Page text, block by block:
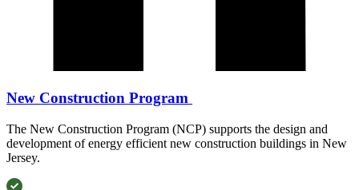
New Construction Program ​​​​‌ ‍ ​‍​‍‌‍ ‌ ​‍‌‍‍‌‌‍‌ ‌‍‍‌‌‍ ‍​‍​‍​ ‍‍​‍​‍‌ ​ ‌‍​‌‌‍ ‍‌‍‍‌‌ ‌​‌ ‍‌​‍ ‍‌‍‍‌‌‍ ​‍​‍​‍ ​​‍​‍‌‍‍​‌ ​‍‌‍‌‌‌‍‌‍​‍​‍​ ‍‍​‍​‍‌‍‍​‌ ‌​‌ ‌​‌ ​​​ ‍‍​‍ ​‍ ‌‍ ​‌‍ ‌‍​ ‌‍​‌‌‍ ​‌‍‍​‌‍ ‌ ​ ‌ ‌​​ ‍‍​ ​ ​ ​ ​ ​ ​ ​ ​‍ ‌‍‍‌‌‍ ‍‌ ‌​‌‍‌‌‌‍ ‍‌ ‌​​‍ ‌‍‌‌‌‍‌​‌‍‍‌‌ ‌​​‍ ‌‍ ‌‌‍ ‌‍‌​‌‍‌‌​ ‌‌ ​​‌ ​‍‌‍‌‌‌ ​ ‌‍‌‌‌‍ ‍‌ ‌​‌‍​‌‌ ‌​‌‍‍‌‌‍ ‌‍ ‍​ ‍ ‌‍‍‌‌‍‌​​ ‌​ ​​​ ‌ ‌‍‌‍‌‍‌​​ ​ ​ ‌‌​ ‍‌‌‍‌‍​‍ ‌​ ‍‌​ ​ ​ ‌ ​ ‌ ​‍ ‌​ ‌​‌‍​‌​ ‍‌‌‍‌‌​‍ ‌‌‍​‌​ ​ ​ ‍‌​ ​ ​‍ ‌​ ​‌​ ​​​ ‍‌​ ​ ​ ‍​‌‍​ ‌‍​ ​ ‌‍​ ‍‌​ ‌‌‌‍‌‍​ ‌​​ ‍ ‌ ‌​‌ ‍‌‌ ​​‌‍‌‌​ ‌‌ ​​‌ ​‍‌‍ ‌‍‌ ‌ ​‍‌‍​‌‌‍ ‌​ ‍ ‌ ​​‌‍​‌‌ ‌​‌‍‍​​ ‌‌ ‌​‌‍‍‌‌ ‌​‌‍ ​‌‍‌‌​ ‌‍​‍‌‍​‌‌ ​ ‌‍‌‌‌‌‌‌‌ ​‍‌‍ ​​ ‌‌‍‍​‌ ‌​‌ ‌​‌ ​​​‍‌‌​ ​ ‌​​‌​‍‌‌​ ​‍‌​‌‍​‍‌‌​ ​‍‌​‌‍‌‍ ​‌‍ ‌‍​ ‌‍​‌‌‍ ​‌‍‍​‌‍ ‌ ​ ‌ ‌​​‍‌‌​ ​ ‌​​‌​ ​ ​ ​ ​ ​ ​ ​ ​‍‌‍‌‍‍‌‌‍‌​​ ‌​ ​​​ ‌ ‌‍‌‍‌‍‌​​ ​ ​ ‌‌​ ‍‌‌‍‌‍​‍ ‌​ ‍‌​ ​ ​ ‌ ​ ‌ ​‍ ‌​ ‌​‌‍​‌​ ‍‌‌‍‌‌​‍ ‌‌‍​‌​ ​ ​ ‍‌​ ​ ​‍ ‌​ ​‌​ ​​​ ‍‌​ ​ ​ ‍​‌‍​ ‌‍​ ​ ‌‍​ ‍‌​ ‌‌‌‍‌‍​ ‌​​‍‌‍‌ ‌​‌ ‍‌‌ ​​‌‍‌‌​ ‌‌ ​​‌ ​‍‌‍ ‌‍‌ ‌ ​‍‌‍​‌‌‍ ‌​‍‌‍‌ ​​‌‍​‌‌ ‌​‌‍‍​​ ‌‌ ‌​‌‍‍‌‌ ‌​‌‍ ​‌‍‌‌​‍‌‍‌ ​​‌‍‌‌‌ ​‍‌ ​ ‌ ​​‌‍‌‌‌‍​ ‌ ‌​‌‍‍‌‌ ‌‍‌‍‌‌​ ‌‌ ​​‌ ‌‌‌‍​‍‌‍ ​‌‍‍‌‌ ​ ‌‍‍​‌‍‌‌‌‍‌​​‍​‍‌ ‌
The New Construction Program (NCP) supports the design and
development of energy efficient new construction buildings in New
Jersey. ​​​​‌ ‍ ​‍​‍‌‍ ‌ ​‍‌‍‍‌‌‍‌ ‌‍‍‌‌‍ ‍​‍​‍​ ‍‍​‍​‍‌ ​ ‌‍​‌‌‍ ‍‌‍‍‌‌ ‌​‌ ‍‌​‍ ‍‌‍‍‌‌‍ ​‍​‍​‍ ​​‍​‍‌‍‍​‌ ​‍‌‍‌‌‌‍‌‍​‍​‍​ ‍‍​‍​‍‌‍‍​‌ ‌​‌ ‌​‌ ​​​ ‍‍​‍ ​‍ ‌‍ ​‌‍ ‌‍​ ‌‍​‌‌‍ ​‌‍‍​‌‍ ‌ ​ ‌ ‌​​ ‍‍​ ​ ​ ​ ​ ​ ​ ​ ​‍ ‌‍‍‌‌‍ ‍‌ ‌​‌‍‌‌‌‍ ‍‌ ‌​​‍ ‌‍‌‌‌‍‌​‌‍‍‌‌ ‌​​‍ ‌‍ ‌‌‍ ‌‍‌​‌‍‌‌​ ‌‌ ​​‌ ​‍‌‍‌‌‌ ​ ‌‍‌‌‌‍ ‍‌ ‌​‌‍​‌‌ ‌​‌‍‍‌‌‍ ‌‍ ‍​ ‍ ‌‍‍‌‌‍‌​​ ‌​ ​​​ ‌ ‌‍‌‍‌‍‌​​ ​ ​ ‌‌​ ‍‌‌‍‌‍​‍ ‌​ ‍‌​ ​ ​ ‌ ​ ‌ ​‍ ‌​ ‌​‌‍​‌​ ‍‌‌‍‌‌​‍ ‌‌‍​‌​ ​ ​ ‍‌​ ​ ​‍ ‌​ ​‌​ ​​​ ‍‌​ ​ ​ ‍​‌‍​ ‌‍​ ​ ‌‍​ ‍‌​ ‌‌‌‍‌‍​ ‌​​ ‍ ‌ ‌​‌ ‍‌‌ ​​‌‍‌‌​ ‌‌ ​​‌ ​‍‌‍ ‌‍‌ ‌ ​‍‌‍​‌‌‍ ‌​ ‍ ‌ ​​‌‍​‌‌ ‌​‌‍‍​​ ‌‌ ​ ‌‍‍​‌‍ ‌ ​‍‌ ‌​‌​‌​‌‍‌‌‌ ​ ‌‍​ ‌ ​‍‌‍‍‌‌ ​​‌ ‌​‌‍‍‌‌‍ ‌‍ ‍​ ‌‍​‍‌‍​‌‌ ​ ‌‍‌‌‌‌‌‌‌ ​‍‌‍ ​​ ‌‌‍‍​‌ ‌​‌ ‌​‌ ​​​‍‌‌​ ​ ‌​​‌​‍‌‌​ ​‍‌​‌‍​‍‌‌​ ​‍‌​‌‍‌‍ ​‌‍ ‌‍​ ‌‍​‌‌‍ ​‌‍‍​‌‍ ‌ ​ ‌ ‌​​‍‌‌​ ​ ‌​​‌​ ​ ​ ​ ​ ​ ​ ​ ​‍‌‍‌‍‍‌‌‍‌​​ ‌​ ​​​ ‌ ‌‍‌‍‌‍‌​​ ​ ​ ‌‌​ ‍‌‌‍‌‍​‍ ‌​ ‍‌​ ​ ​ ‌ ​ ‌ ​‍ ‌​ ‌​‌‍​‌​ ‍‌‌‍‌‌​‍ ‌‌‍​‌​ ​ ​ ‍‌​ ​ ​‍ ‌​ ​‌​ ​​​ ‍‌​ ​ ​ ‍​‌‍​ ‌‍​ ​ ‌‍​ ‍‌​ ‌‌‌‍‌‍​ ‌​​‍‌‍‌ ‌​‌ ‍‌‌ ​​‌‍‌‌​ ‌‌ ​​‌ ​‍‌‍ ‌‍‌ ‌ ​‍‌‍​‌‌‍ ‌​‍‌‍‌ ​​‌‍​‌‌ ‌​‌‍‍​​ ‌‌ ​ ‌‍‍​‌‍ ‌ ​‍‌ ‌​‌​‌​‌‍‌‌‌ ​ ‌‍​ ‌ ​‍‌‍‍‌‌ ​​‌ ‌​‌‍‍‌‌‍ ‌‍ ‍​‍‌‍‌ ​​‌‍‌‌‌ ​‍‌ ​ ‌ ​​‌‍‌‌‌‍​ ‌ ‌​‌‍‍‌‌ ‌‍‌‍‌‌​ ‌‌ ​​‌ ‌‌‌‍​‍‌‍ ​‌‍‍‌‌ ​ ‌‍‍​‌‍‌‌‌‍‌​​‍​‍‌ ‌